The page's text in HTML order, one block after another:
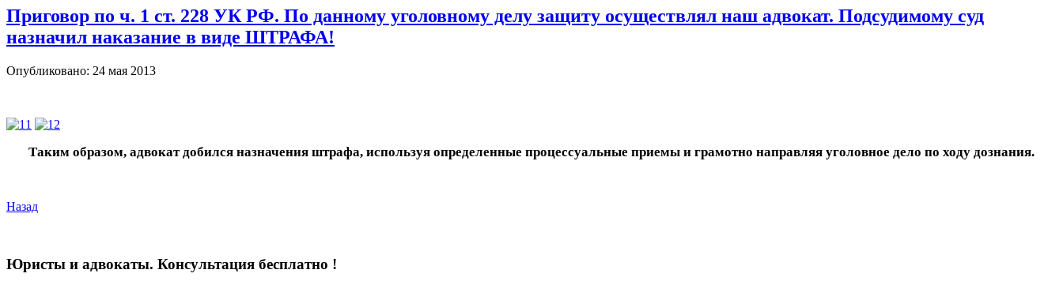
Приговор по ч. 1 ст. 228 УК РФ. По данному уголовному делу защиту осуществлял наш адвокат. Подсудимому суд
назначил наказание в виде ШТРАФА!
Опубликовано: 24 мая 2013
Таким образом, адвокат добился назначения штрафа, используя определенные процессуальные приемы и грамотно направляя уголовное дело по ходу дознания.
Назад
Юристы и адвокаты. Консультация бесплатно !